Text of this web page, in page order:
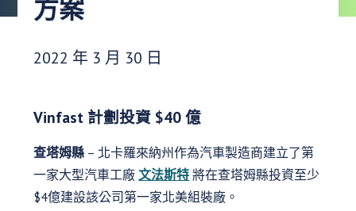
方案
發布日期：
2022 年 3 月 30 日
Vinfast 計劃投資 $40 億
查塔姆縣 – 北卡羅來納州作為汽車製造商建立了第
一家大型汽車工廠文法斯特 將在查塔姆縣投資至少
$4億建設該公司第一家北美組裝廠。